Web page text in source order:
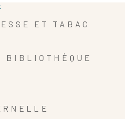
ET TABAC
BIBLIOTHÈQUE